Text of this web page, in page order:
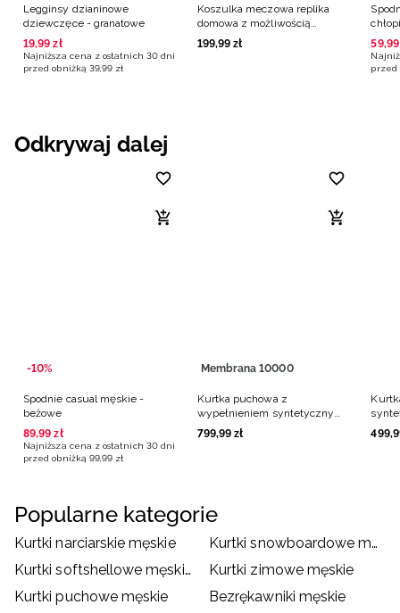
Legginsy dzianinowe
dziewczęce - granatowe
19,99 zł
Najniższa cena z ostatnich 30 dni
przed obniżką 39,99 zł
Koszulka meczowa replika
domowa z możliwością
personalizacji męska 4F x
Polska Siatkówka - biała
199,99 zł
59,99
przed
Odkrywaj dalej
-10%
Spodnie casual męskie -
beżowe
89,99 zł
Najniższa cena z ostatnich 30 dni
przed obniżką 99,99 zł
Membrana 10000
Kurtka puchowa z
wypełnieniem syntetycznym
membrana 10000 męska -
pomarańczowa
799,99 zł 499,
Popularne kategorie
Kurtki narciarskie męskie
Kurtki snowboardowe męskie
Kurtki softshellowe męskie
Kurtki zimowe męskie
Kurtki puchowe męskie
Bezrękawniki męskie